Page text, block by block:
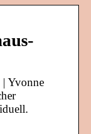
Yvonne